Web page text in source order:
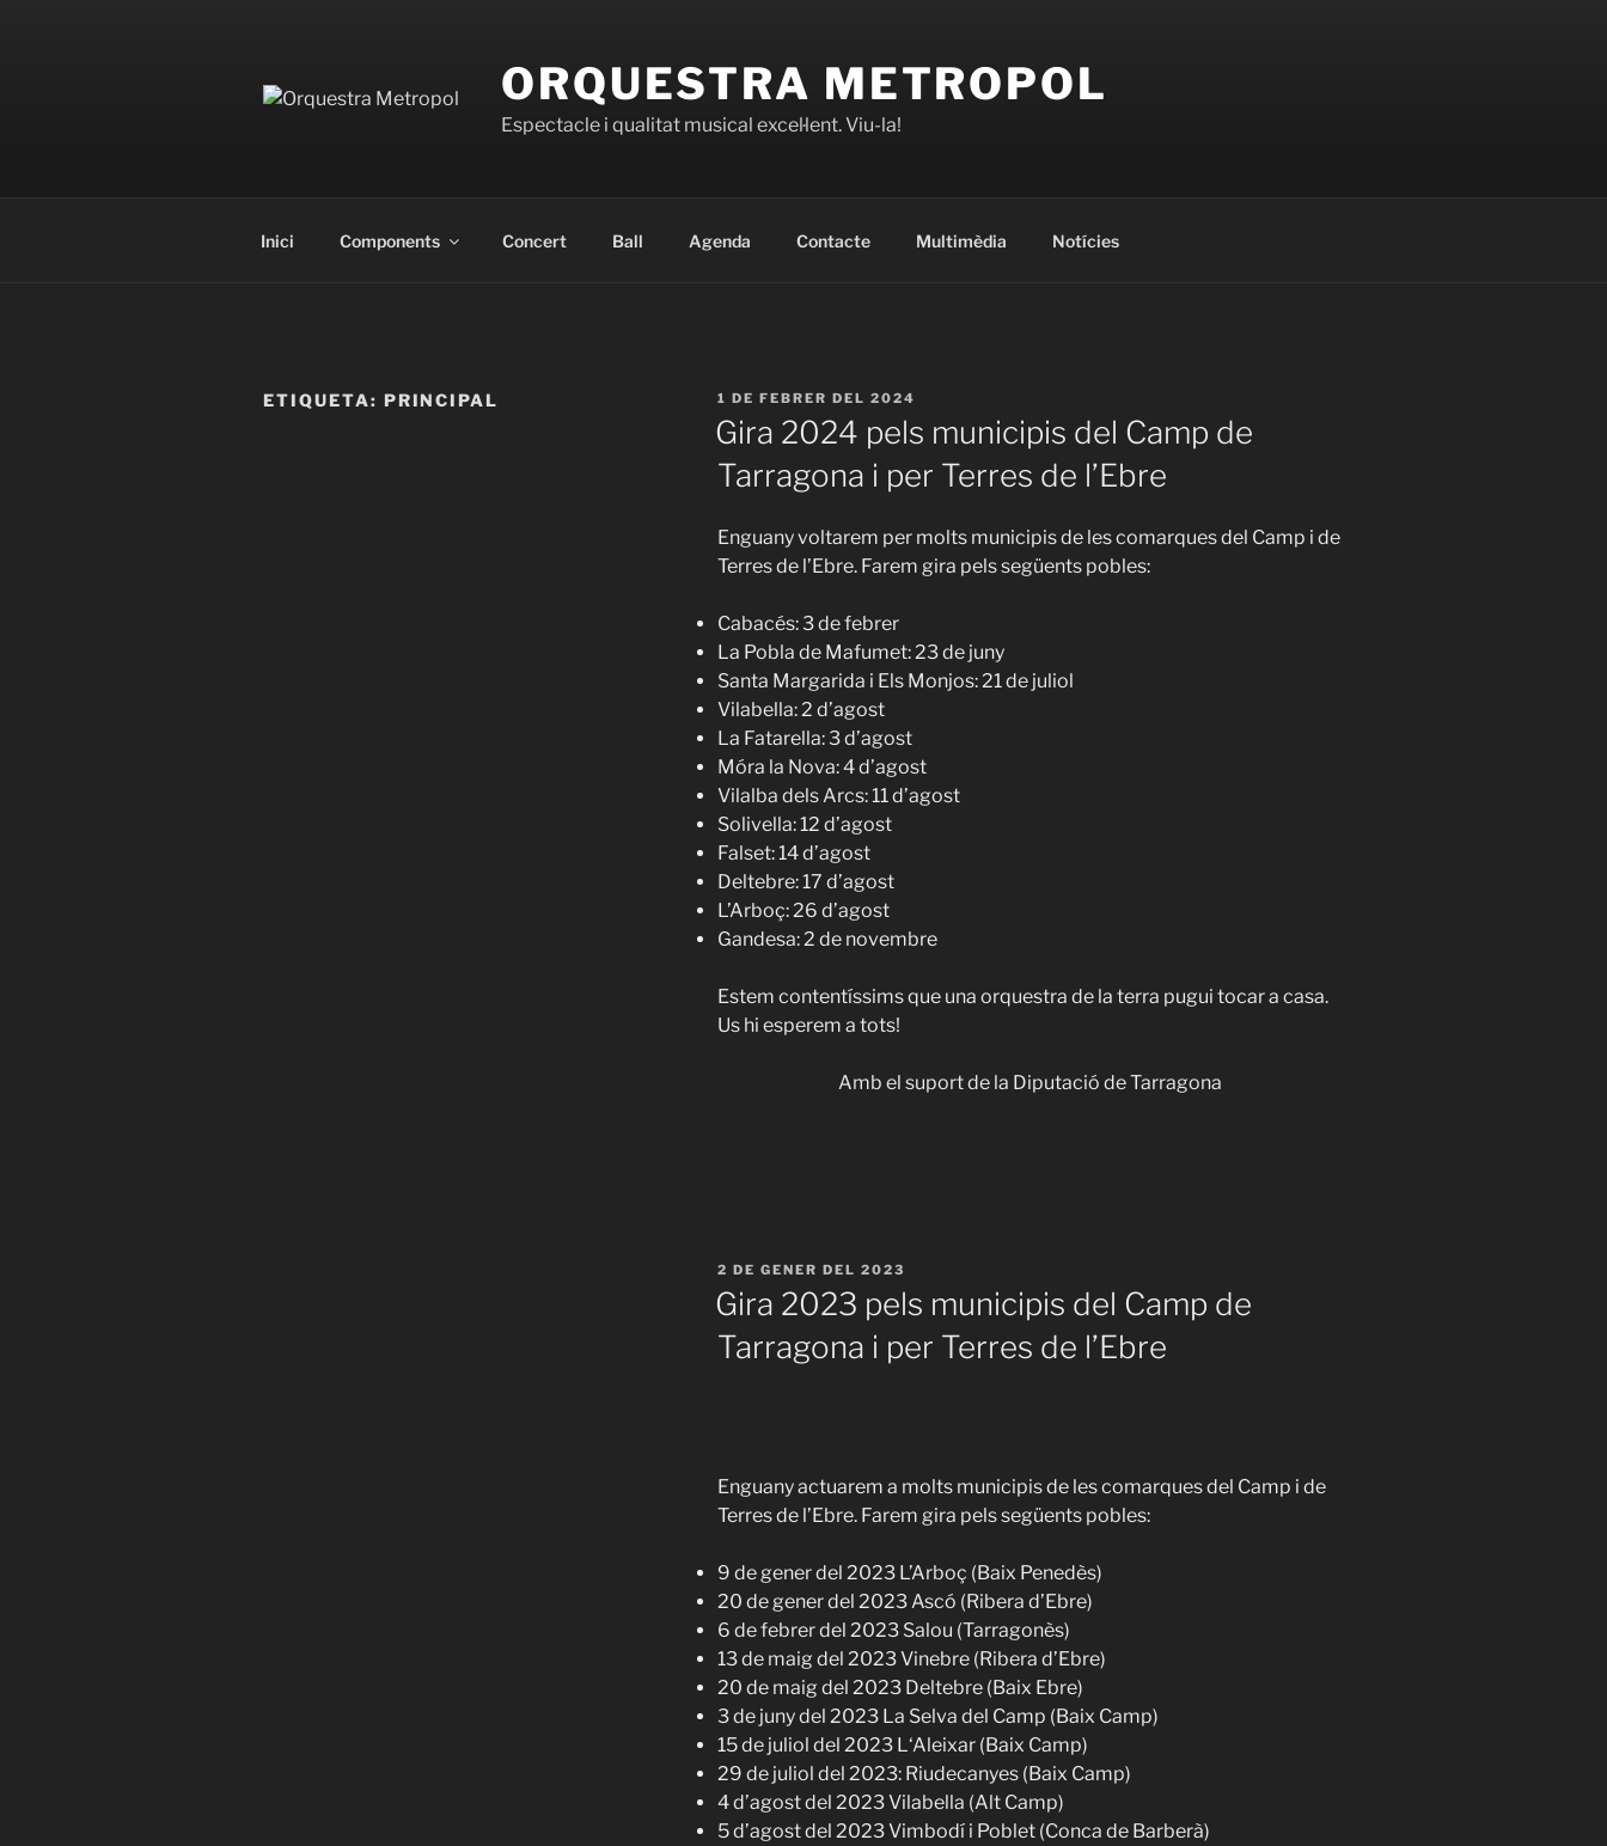
ORQUESTRA METROPOL
Espectacle i qualitat musical excel·lent. Viu-la!
Inici Components Concert Ball Agenda Contacte Multimèdia Notícies
ETIQUETA: PRINCIPAL
PUBLICAT
A
1 DE FEBRER DEL 2024
Gira 2024 pels municipis del Camp de
Tarragona i per Terres de l’Ebre
Enguany voltarem per molts municipis de les comarques del Camp i de
Terres de l’Ebre. Farem gira pels següents pobles:
Cabacés: 3 de febrer
La Pobla de Mafumet: 23 de juny
Santa Margarida i Els Monjos: 21 de juliol
Vilabella: 2 d’agost
La Fatarella: 3 d’agost
Móra la Nova: 4 d’agost
Vilalba dels Arcs: 11 d’agost
Solivella: 12 d’agost
Falset: 14 d’agost
Deltebre: 17 d’agost
L’Arboç: 26 d’agost
Gandesa: 2 de novembre
Estem contentíssims que una orquestra de la terra pugui tocar a casa.
Us hi esperem a tots!
Amb el suport de la Diputació de Tarragona
PUBLICAT
A
2 DE GENER DEL 2023
Gira 2023 pels municipis del Camp de
Tarragona i per Terres de l’Ebre
Enguany actuarem a molts municipis de les comarques del Camp i de
Terres de l’Ebre. Farem gira pels següents pobles:
9 de gener del 2023 L’Arboç (Baix Penedès)
20 de gener del 2023 Ascó (Ribera d’Ebre)
6 de febrer del 2023 Salou (Tarragonès)
13 de maig del 2023 Vinebre (Ribera d’Ebre)
20 de maig del 2023 Deltebre (Baix Ebre)
3 de juny del 2023 La Selva del Camp (Baix Camp)
15 de juliol del 2023 L‘Aleixar (Baix Camp)
29 de juliol del 2023: Riudecanyes (Baix Camp)
4 d’agost del 2023 Vilabella (Alt Camp)
5 d’agost del 2023 Vimbodí i Poblet (Conca de Barberà)